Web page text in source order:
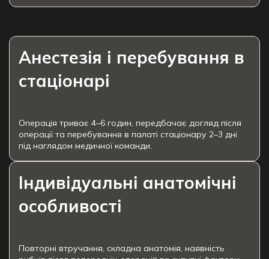
Анестезія і перебування в
стаціонарі
Операція триває 4–6 годин, передбачає догляд після
операції та перебування в палаті стаціонару 2–3 дні
під наглядом медичної команди.
Індивідуальні анатомічні
особливості
Повторні втручання, складна анатомія, наявність